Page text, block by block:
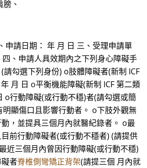
、
申請日期： 年 月 日 三、受理申請單
、申請人具效期內之下列身心障礙手
勾選下列身份) o肢體障礙者(新制 ICF
月 日 o平衡機能障礙(新制 ICF 第二類
o行動障礙(或行動不穩)者(請勾選或簡
顯傷口且影響行動者。 o下肢外觀無
，並提具三個月內就醫紀錄者。 o最
前行動障礙者(或行動不穩者) (請提供
近三個月內曾因行動障礙(或行動不穩)
者脊椎側彎矯正背架(請提三個 月內就